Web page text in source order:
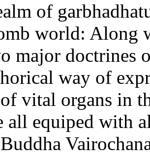
of
world: Along
major doctrines
way of
vital organs in
all equiped with